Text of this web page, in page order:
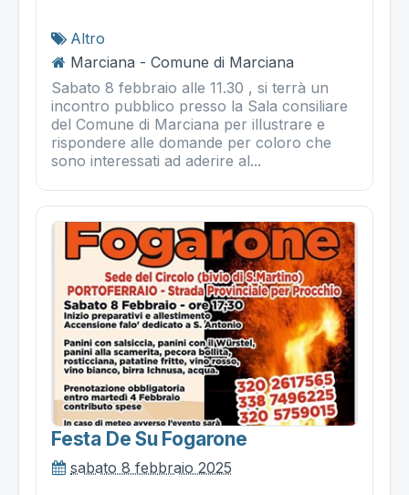
Altro
Marciana - Comune di Marciana
Sabato 8 febbraio alle 11.30 , si terrà un
incontro pubblico presso la Sala consiliare
del Comune di Marciana per illustrare e
rispondere alle domande per coloro che
sono interessati ad aderire al...
Festa De Su Fogarone
sabato 8 febbraio 2025